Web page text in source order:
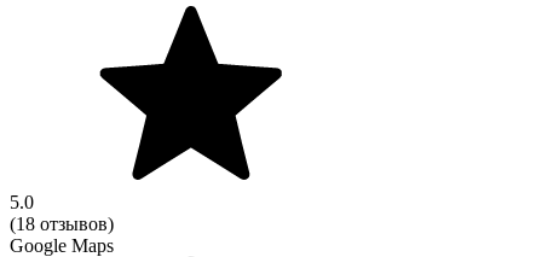
5.0
(18 отзывов)
Google Maps